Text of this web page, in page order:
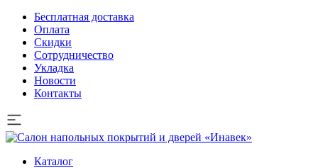
Бесплатная доставка
Оплата
Скидки
Сотрудничество
Укладка
Новости
Контакты
Каталог